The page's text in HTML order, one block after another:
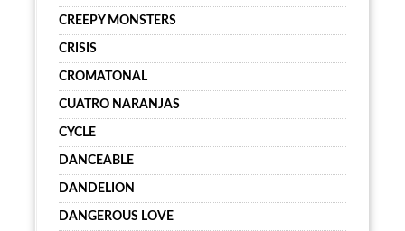
CREEPY MONSTERS
CRISIS
CROMATONAL
CUATRO NARANJAS
CYCLE
DANCEABLE
DANDELION
DANGEROUS LOVE